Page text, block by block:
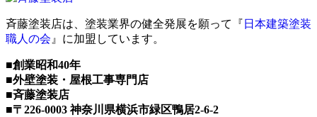
斉藤塗装店は、塗装業界の健全発展を願って『 日本建築塗装
職人の会 』に加盟しています。
■創業昭和40年
■外壁塗装・屋根工事専門店
■斉藤塗装店
■〒226-0003 神奈川県横浜市緑区鴨居2-6-2